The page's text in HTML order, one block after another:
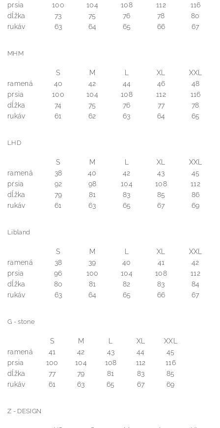
prsia
100 104 108 112
116
dĺžka
73 75 76 78
80
rukáv
63 64 65 66 67
MHM
S M XL
XXL
ramená
40 42 44 46
48
prsia
100 104 108 112
116
dĺžka
74 75 76 77
78
rukáv
61 62 63 64 65
LHD
S M XL
XXL
ramená
38 40 42 43
45
prsia
92 98 104 108
112
dĺžka
79 81 83 85
86
rukáv
61 63 65 67 69
Libland
S M XL
XXL
ramená
38 39 40 41
42
prsia
96 100 104 108
112
dĺžka
80 81 82 83
84
rukáv
63 64 65 66 67
G - stone
S M XL
XXL
ramená
41 42 43 44
45
prsia
100 104 108 112
116
dĺžka
77 79 81 83
85
rukáv
61 63 65 67 69
Z - DESIGN